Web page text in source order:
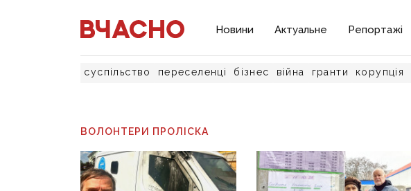
Новини Актуальне Репортажі
суспільство переселенці бізнес війна гранти корупція
ВОЛОНТЕРИ ПРОЛІСКА